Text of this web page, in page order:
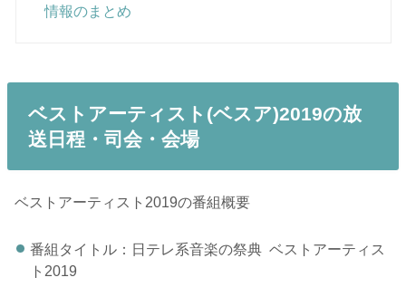
情報のまとめ
ベストアーティスト(ベスア)2019の放
送日程・司会・会場
ベストアーティスト2019の番組概要
番組タイトル：日テレ系音楽の祭典 ベストアーティス
ト2019